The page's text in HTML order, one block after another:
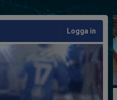
Logga in